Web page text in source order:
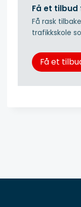
Få et
Få rask
trafikkskole
Få et